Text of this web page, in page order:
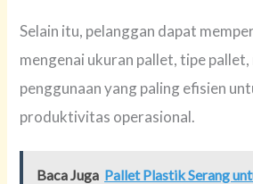
Selain itu, pelanggan dapat
mengenai ukuran pallet, tipe
penggunaan yang paling efisien
produktivitas operasional.
Baca Juga Pallet Plastik Serang